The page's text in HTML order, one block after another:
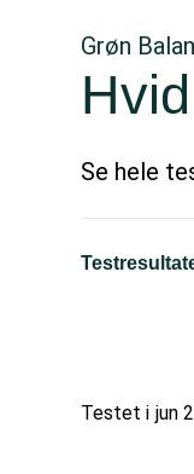
Grøn
Se hele
Testet i jun